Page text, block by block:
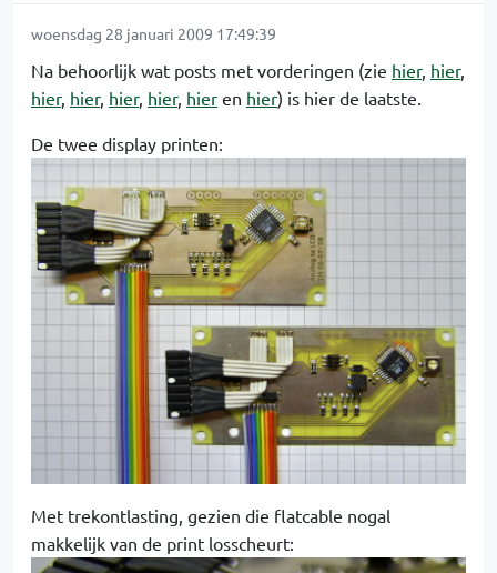
woensdag 28 januari 2009 17:49:39
Na behoorlijk wat posts met vorderingen (zie hier, hier,
hier, hier, hier, hier, hier en hier) is hier de laatste.
De twee display printen:
Met trekontlasting, gezien die flatcable nogal
makkelijk van de print losscheurt: